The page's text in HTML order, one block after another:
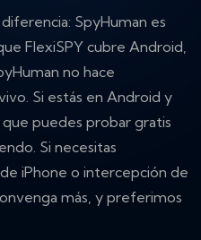
SpyHuman es
FlexiSPY cubre Android,
no hace
Si estás en Android y
puedes probar gratis
Si necesitas
iPhone o intercepción de
más, y preferimos